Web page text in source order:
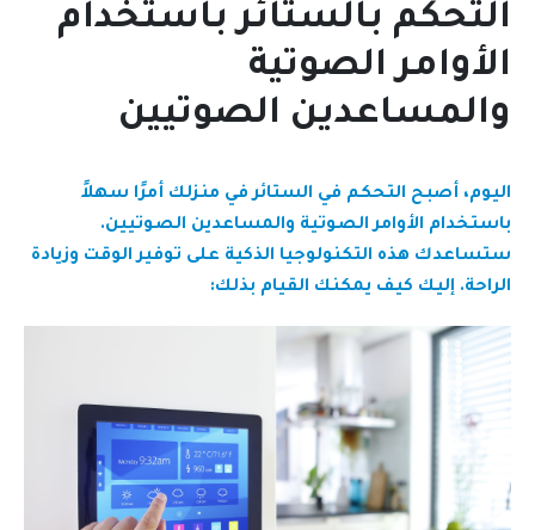
التحكم بالستائر باستخدام
الأوامر الصوتية
والمساعدين الصوتيين
اليوم، أصبح التحكم في الستائر في منزلك أمرًا سهلاً
باستخدام الأوامر الصوتية والمساعدين الصوتيين.
ستساعدك هذه التكنولوجيا الذكية على توفير الوقت وزيادة
الراحة. إليك كيف يمكنك القيام بذلك: